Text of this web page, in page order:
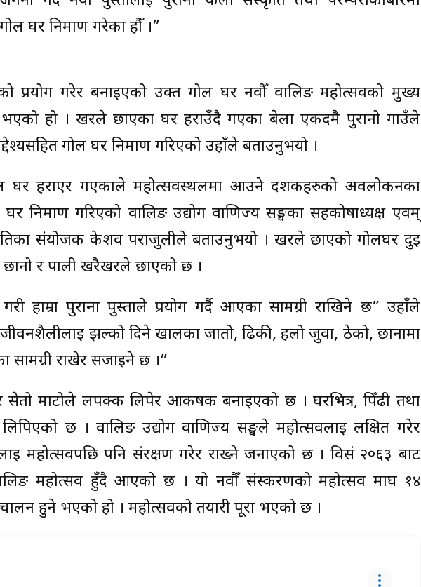
घर निर्माण गरेका हौँ ।”
प्रयोग गरेर बनाइएको उक्त गोल घर नवौँ वालिङ महोत्सवको मुख्य
हो । खरले छाएका घर हराउँदै गएका बेला एकदमै पुरानो गाउँले
गोल घर निर्माण गरिएको उहाँले बताउनुभयो ।
घर हराएर गएकाले महोत्सवस्थलमा आउने दर्शकहरुको अवलोकनका
निर्माण गरिएको वालिङ उद्योग वाणिज्य सङ्घका सहकोषाध्यक्ष एवम्
संयोजक केशव पराजुलीले बताउनुभयो । खरले छाएको गोलघर दुई
र पाली खरैखरले छाएको छ ।
हाम्रा पुराना पुस्ताले प्रयोग गर्दै आएका सामग्री राखिने छ” उहाँले
जीवनशैलीलाई झल्को दिने खालका जातो, ढिकी, हलो जुवा, ठेको, छानामा
सामग्री राखेर सजाइने छ ।”
र सेतो माटोले लपक्क लिपेर आकर्षक बनाइएको छ । घरभित्र, पिँढी तथा
छ । वालिङ उद्योग वाणिज्य सङ्घले महोत्सवलाई लक्षित गरेर
महोत्सवपछि पनि संरक्षण गरेर राख्ने जनाएको छ । विसं २०६३ बाट
महोत्सव हुँदै आएको छ । यो नवौँ संस्करणको महोत्सव माघ १४
हुने भएको हो । महोत्सवको तयारी पूरा भएको छ ।